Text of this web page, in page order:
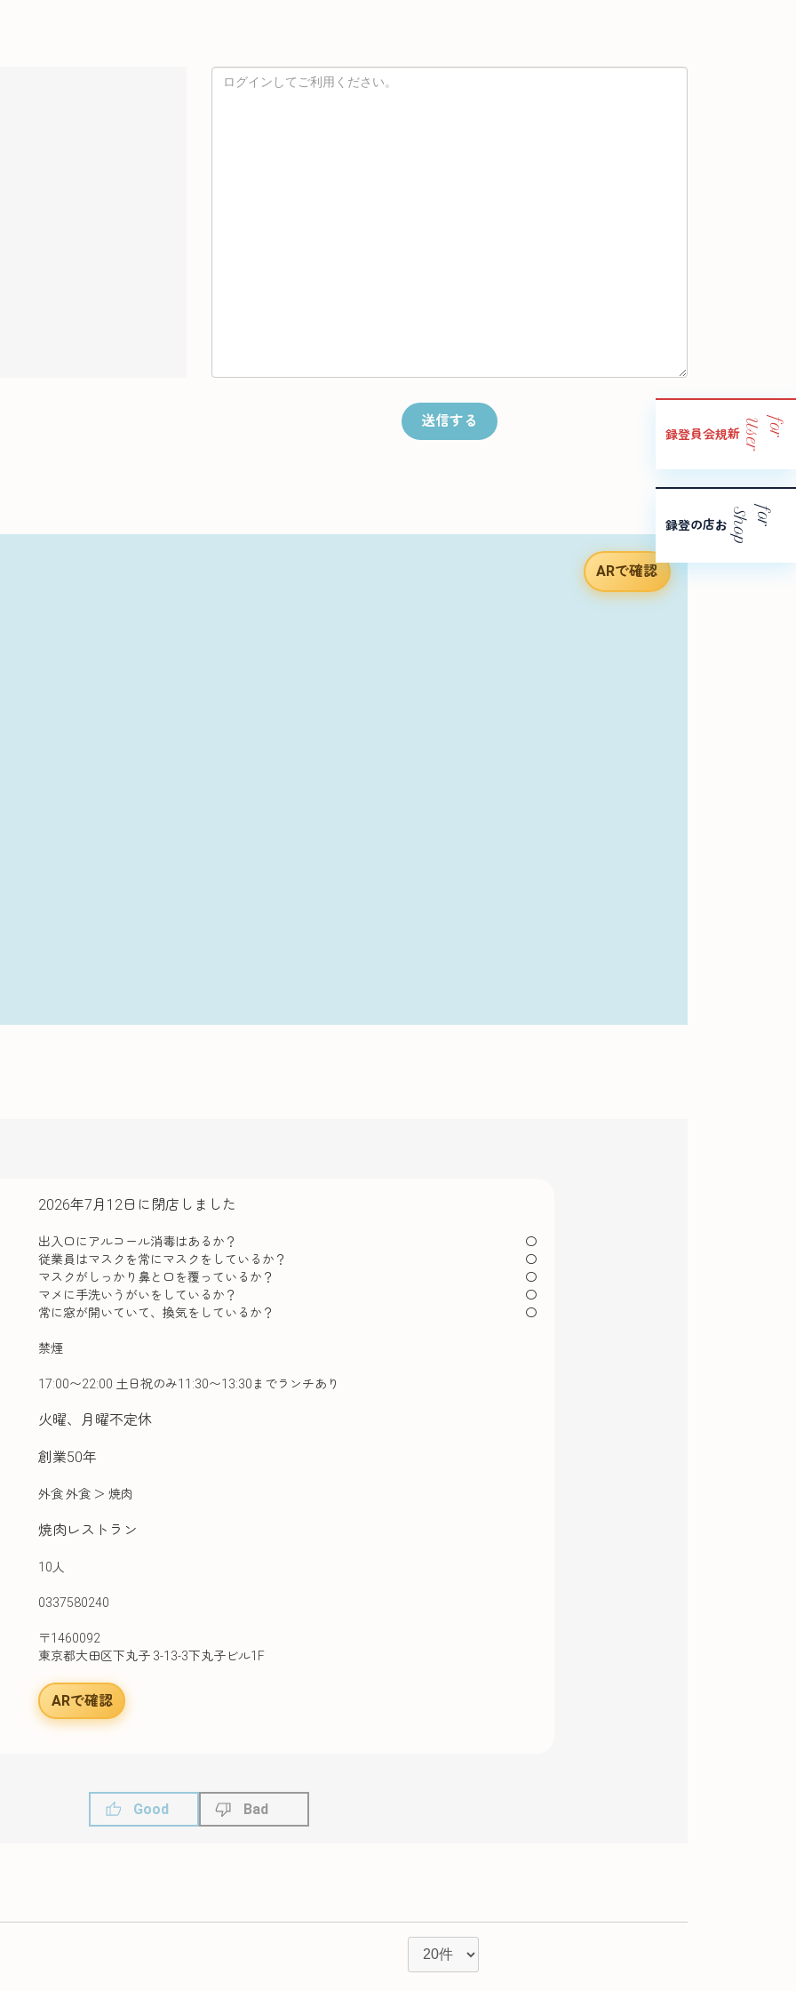
新規会員登録 f
o
r
U
s
e
r
お店の登録 f
o
r
S
h
o
p
送信する
ARで確認
2026年7月12日に閉店しました
出入口にアルコール消毒はあるか？
〇
従業員はマスクを常にマスクをしているか？
〇
マスクがしっかり鼻と口を覆っているか？
〇
マメに手洗いうがいをしているか？
〇
常に窓が開いていて、換気をしているか？
〇
禁煙
17:00〜22:00 土日祝のみ11:30〜13:30までランチあり
火曜、月曜不定休
創業50年
外食 外食 ＞ 焼肉
焼肉レストラン
10人
0337580240
〒1460092
東京都大田区下丸子 3-13-3下丸子ビル1F
ARで確認
Good Bad